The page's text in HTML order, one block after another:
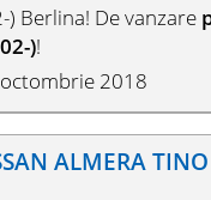
Berlina! De vanzare
)!
2018
ALMERA